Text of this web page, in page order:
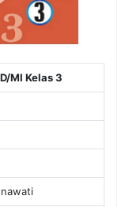
MI Kelas 3